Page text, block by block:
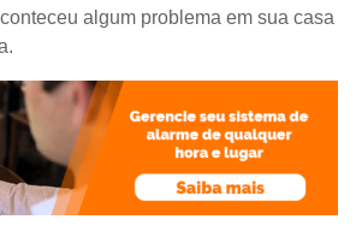
algum problema em sua casa